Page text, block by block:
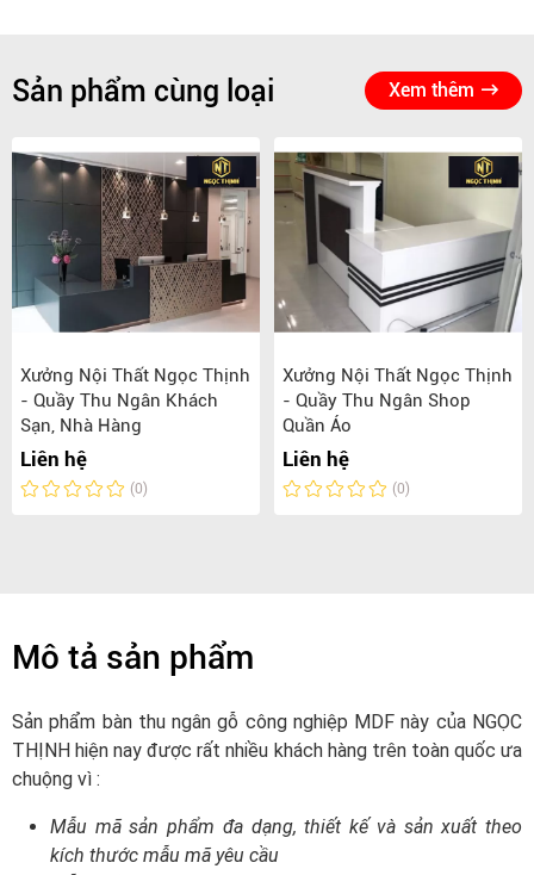
Sản phẩm cùng loại Xem thêm
Xưởng Nội Thất Ngọc Thịnh
- Quầy Thu Ngân Khách
Sạn, Nhà Hàng
Liên hệ
(0)
Xưởng Nội Thất Ngọc Thịnh
- Quầy Thu Ngân Shop
Quần Áo
Liên hệ
(0)
Mô tả sản phẩm
Sản phẩm bàn thu ngân gỗ công nghiệp MDF này của NGỌC
THỊNH hiện nay được rất nhiều khách hàng trên toàn quốc ưa
chuộng vì :
Mẫu mã sản phẩm đa dạng, thiết kế và sản xuất theo
kích thước mẫu mã yêu cầu